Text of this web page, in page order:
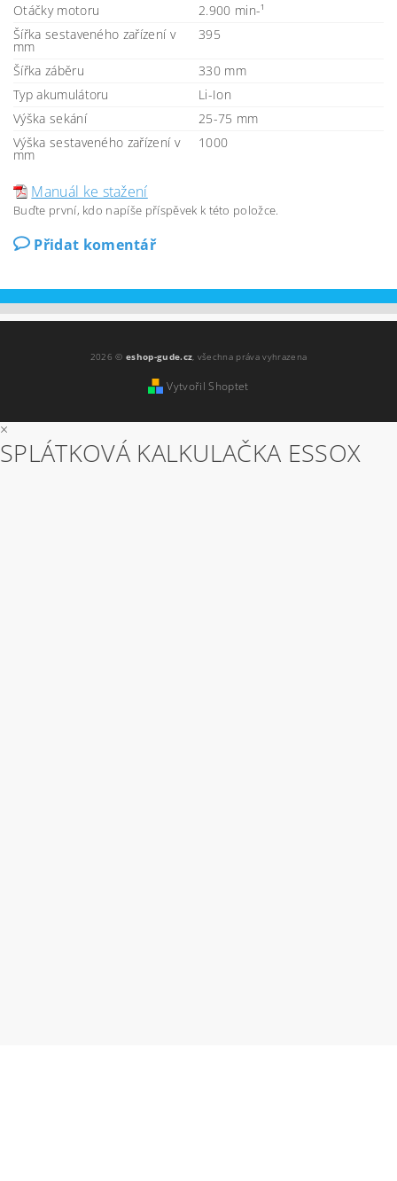
Otáčky motoru
2.900 min-¹
Šířka sestaveného zařízení v
mm
395
Šířka záběru
330 mm
Typ akumulátoru
Li-Ion
Výška sekání
25-75 mm
Výška sestaveného zařízení v
mm
1000
Manuál ke stažení
Buďte první, kdo napíše příspěvek k této položce.
Přidat komentář
2026 ©eshop-gude.cz, všechna práva vyhrazena
Vytvořil Shoptet
×
SPLÁTKOVÁ KALKULAČKA ESSOX